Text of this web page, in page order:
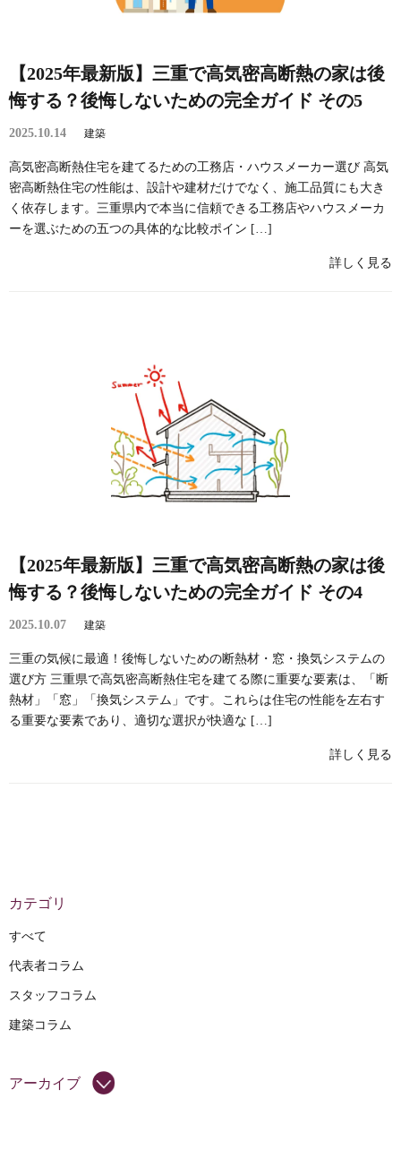
【2025年最新版】三重で高気密高断熱の家は後
悔する？後悔しないための完全ガイド その5
2025.10.14 建築
高気密高断熱住宅を建てるための工務店・ハウスメーカー選び 高気
密高断熱住宅の性能は、設計や建材だけでなく、施工品質にも大き
く依存します。三重県内で本当に信頼できる工務店やハウスメーカ
ーを選ぶための五つの具体的な比較ポイン […]
詳しく見る
【2025年最新版】三重で高気密高断熱の家は後
悔する？後悔しないための完全ガイド その4
2025.10.07 建築
三重の気候に最適！後悔しないための断熱材・窓・換気システムの
選び方 三重県で高気密高断熱住宅を建てる際に重要な要素は、「断
熱材」「窓」「換気システム」です。これらは住宅の性能を左右す
る重要な要素であり、適切な選択が快適な […]
詳しく見る
カテゴリ
すべて
代表者コラム
スタッフコラム
建築コラム
アーカイブ